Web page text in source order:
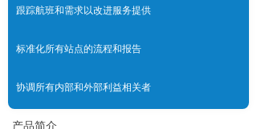
跟踪航班和需求以改进服务提供
标准化所有站点的流程和报告
协调所有内部和外部利益相关者
产品简介